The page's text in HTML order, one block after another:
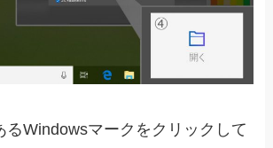
るWindowsマークをクリックして